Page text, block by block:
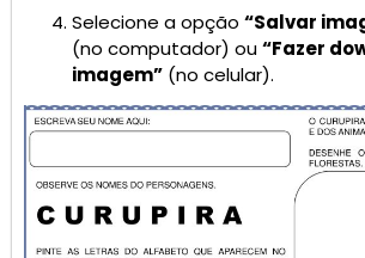
Selecione a opção “Salvar
(no computador) ou“Fazer
imagem” (no celular).